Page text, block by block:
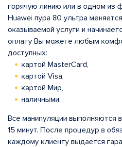
горячую линию или в одном из
Huawei пура 80 ультра
оказываемой услуги и
оплату Вы можете любым
доступных:
картой MasterCard,
картой Visa,
картой Мир,
наличными.
Все манипуляции выполняются
15 минут. После процедур в
каждому клиенту выдается